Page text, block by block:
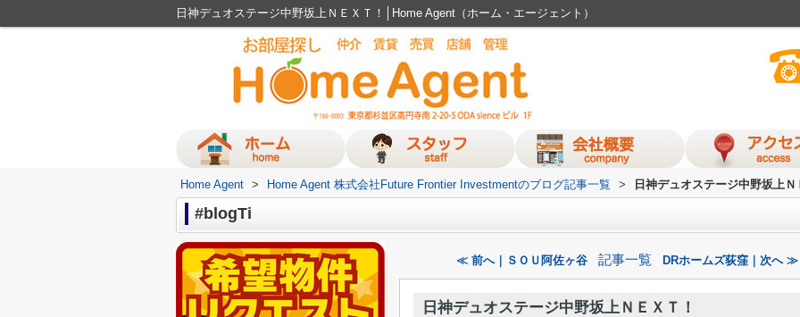
日神デュオステージ中野坂上ＮＥＸＴ！│Home Agent（ホーム・エージェント）
Home Agent > Home Agent 株式会社Future Frontier Investmentのブログ記事一覧 > 日神デュオステージ中野坂上Ｎ
#blogTi
≪ 前へ｜ＳＯＵ阿佐ヶ谷 記事一覧 DRホームズ荻窪｜次へ ≫
日神デュオステージ中野坂上ＮＥＸＴ！